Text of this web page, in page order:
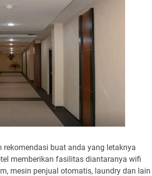
buat anda yang letaknya
memberikan fasilitas diantaranya wifi
mesin penjual otomatis, laundry dan lain